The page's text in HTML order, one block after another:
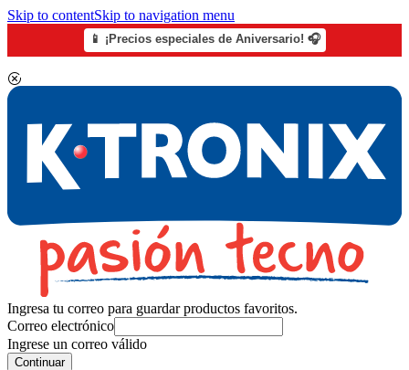
Skip to contentSkip to navigation menu
📱 ¡Precios especiales de Aniversario! 🎧
Ingresa tu correo para guardar productos favoritos.
Correo electrónico
Ingrese un correo válido
Continuar